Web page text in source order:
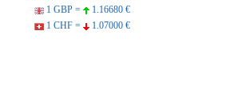
1 GBP =
1.16680 €
1 CHF =
1.07000 €